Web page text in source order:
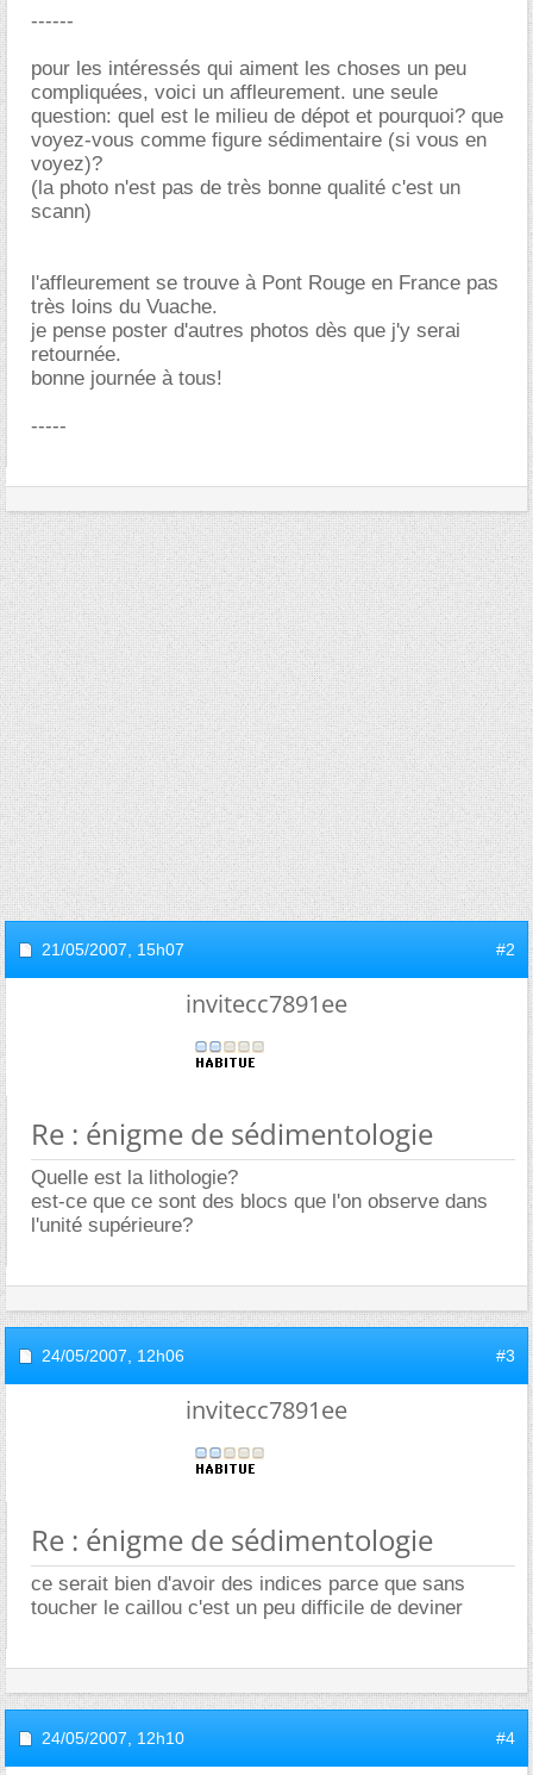
------
pour les intéressés qui aiment les choses un peu
compliquées, voici un affleurement. une seule
question: quel est le milieu de dépot et pourquoi? que
voyez-vous comme figure sédimentaire (si vous en
voyez)?
(la photo n'est pas de très bonne qualité c'est un
scann)
l'affleurement se trouve à Pont Rouge en France pas
très loins du Vuache.
je pense poster d'autres photos dès que j'y serai
retournée.
bonne journée à tous!
-----
21/05/2007, 15h07 #2
invitecc7891ee
Re : énigme de sédimentologie
Quelle est la lithologie?
est-ce que ce sont des blocs que l'on observe dans
l'unité supérieure?
24/05/2007, 12h06 #3
invitecc7891ee
Re : énigme de sédimentologie
ce serait bien d'avoir des indices parce que sans
toucher le caillou c'est un peu difficile de deviner
24/05/2007, 12h10 #4